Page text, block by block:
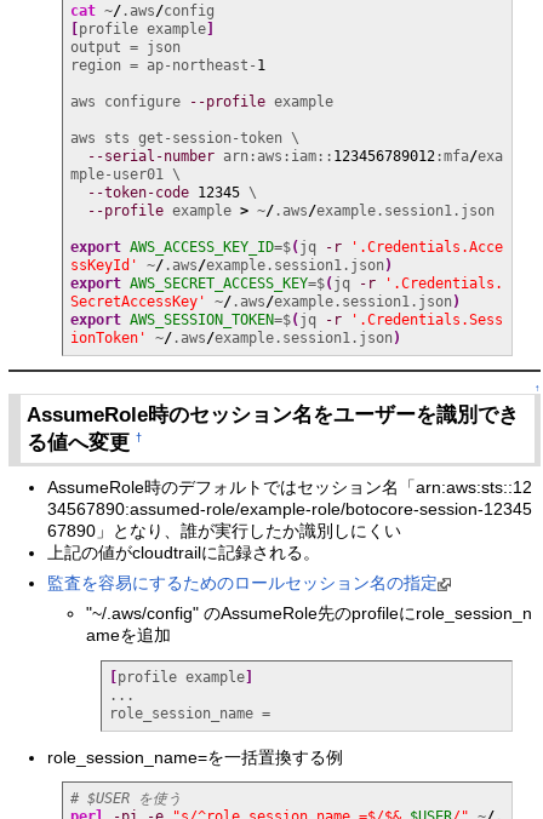
cat ~/.aws/
[profile example]
output = json
region = ap-northeast- 1
aws configure --profile example
aws sts get-session-token \
--serial-number arn:aws:iam:: 123456789012:mfa/exa
mple-user01 \
--token-code 12345 \
--profile example > ~/.aws/example.session1.json
export AWS_ACCESS_KEY_ID=$(jq -r
'.Credentials.Acce
ssKeyId'
~/.aws/example.session1.json)
export AWS_SECRET_ACCESS_KEY=$(jq -r
'.Credentials.
SecretAccessKey'
~/.aws/example.session1.json)
export AWS_SESSION_TOKEN=$(jq -r
'.Credentials.Sess
ionToken'
~/.aws/example.session1.json)
↑
AssumeRole時のセッション名をユーザーを識別でき
る値へ変更†
AssumeRole時のデフォルトではセッション名「arn:aws:sts::12
34567890:assumed-role/example-role/botocore-session-12345
67890」となり、誰が実行したか識別しにくい
上記の値がcloudtrailに記録される。
監査を容易にするためのロールセッション名の指定
"~/.aws/config" のAssumeRole先のprofileにrole_session_n
ameを追加
profile example]
...
role_session_name =
role_session_name=を一括置換する例
# $USER を使う